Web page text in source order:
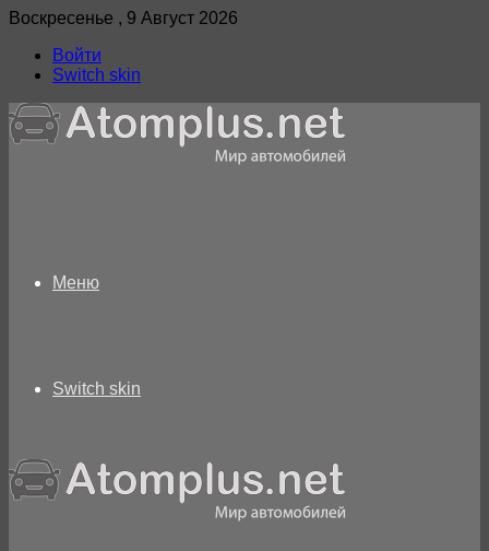
Воскресенье , 9 Август 2026
Войти
Switch skin
Меню
Switch skin